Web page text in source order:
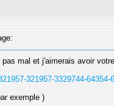
mal et j'aimerais avoir
321957-3329744-64354-
exemple )